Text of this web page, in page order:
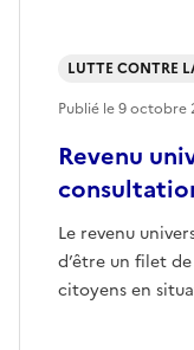
Revenu
Le revenu
d’être un filet
citoyens en
LUTTE CONTRE
Publié le9 octobre